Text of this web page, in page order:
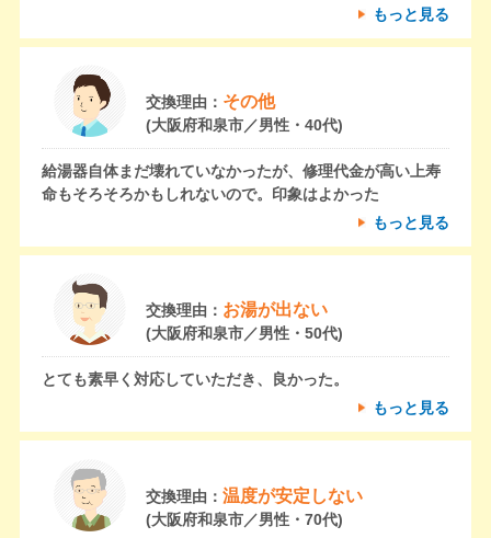
もっと見る
交換理由： その他
(大阪府和泉市／男性・40代)
給湯器自体まだ壊れていなかったが、修理代金が高い上寿
命もそろそろかもしれないので。印象はよかった
もっと見る
交換理由： お湯が出ない
(大阪府和泉市／男性・50代)
とても素早く対応していただき、良かった。
もっと見る
交換理由： 温度が安定しない
(大阪府和泉市／男性・70代)